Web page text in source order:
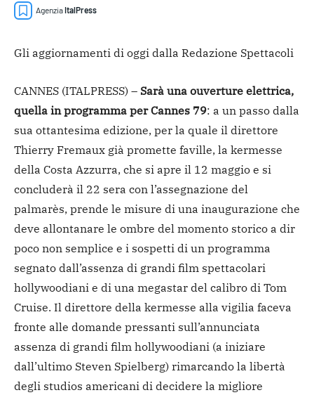
AgenziaItalPress
Gli aggiornamenti di oggi dalla Redazione Spettacoli
CANNES (ITALPRESS) – Sarà una ouverture elettrica,
quella in programma per Cannes 79: a un passo dalla
sua ottantesima edizione, per la quale il direttore
Thierry Fremaux già promette faville, la kermesse
della Costa Azzurra, che si apre il 12 maggio e si
concluderà il 22 sera con l’assegnazione del
palmarès, prende le misure di una inaugurazione che
deve allontanare le ombre del momento storico a dir
poco non semplice e i sospetti di un programma
segnato dall’assenza di grandi film spettacolari
hollywoodiani e di una megastar del calibro di Tom
Cruise. Il direttore della kermesse alla vigilia faceva
fronte alle domande pressanti sull’annunciata
assenza di grandi film hollywoodiani (a iniziare
dall’ultimo Steven Spielberg) rimarcando la libertà
degli studios americani di decidere la migliore